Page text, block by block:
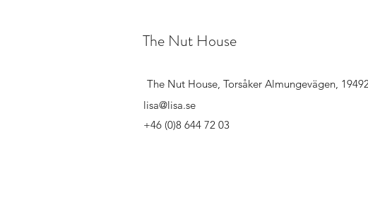
The Nut House
The Nut House, Torsåker Almungevägen,
lisa@lisa.se
+46 (0)8 644 72 03